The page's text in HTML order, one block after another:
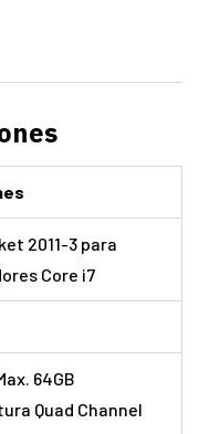
2011-3 para
Core i7
64GB
Quad Channel